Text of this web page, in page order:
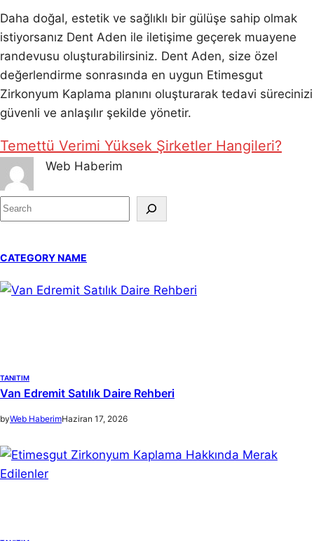
Daha doğal, estetik ve sağlıklı bir gülüşe sahip olmak
istiyorsanız Dent Aden ile iletişime geçerek muayene
randevusu oluşturabilirsiniz. Dent Aden, size özel
değerlendirme sonrasında en uygun Etimesgut
Zirkonyum Kaplama planını oluşturarak tedavi sürecinizi
güvenli ve anlaşılır şekilde yönetir.
Temettü Verimi Yüksek Şirketler Hangileri?
Web Haberim
S
e
r
c
CATEGORY NAME
TANITIM
Van Edremit Satılık Daire Rehberi
byWeb HaberimHaziran 17, 2026